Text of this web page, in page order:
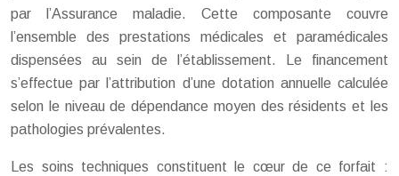
par l’Assurance maladie. Cette composante couvre
l’ensemble des prestations médicales et paramédicales
dispensées au sein de l’établissement. Le financement
s’effectue par l’attribution d’une dotation annuelle calculée
selon le niveau de dépendance moyen des résidents et les
pathologies prévalentes.
Les soins techniques constituent le cœur de ce forfait :